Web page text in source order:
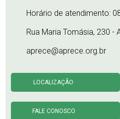
Horário de atendimento:
Rua Maria Tomásia, 230 -
aprece@aprece.org.br
LOCALIZAÇÃO
FALE CONOSCO